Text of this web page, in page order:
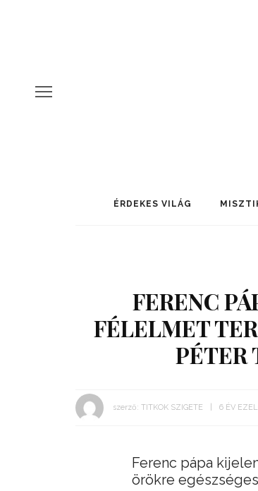
ÉRDEKES VILÁG
FERENC
FÉLELMET
PÉTER
szerző: TITKOK SZIGETE 6 ÉV
Ferenc pápa
örökre